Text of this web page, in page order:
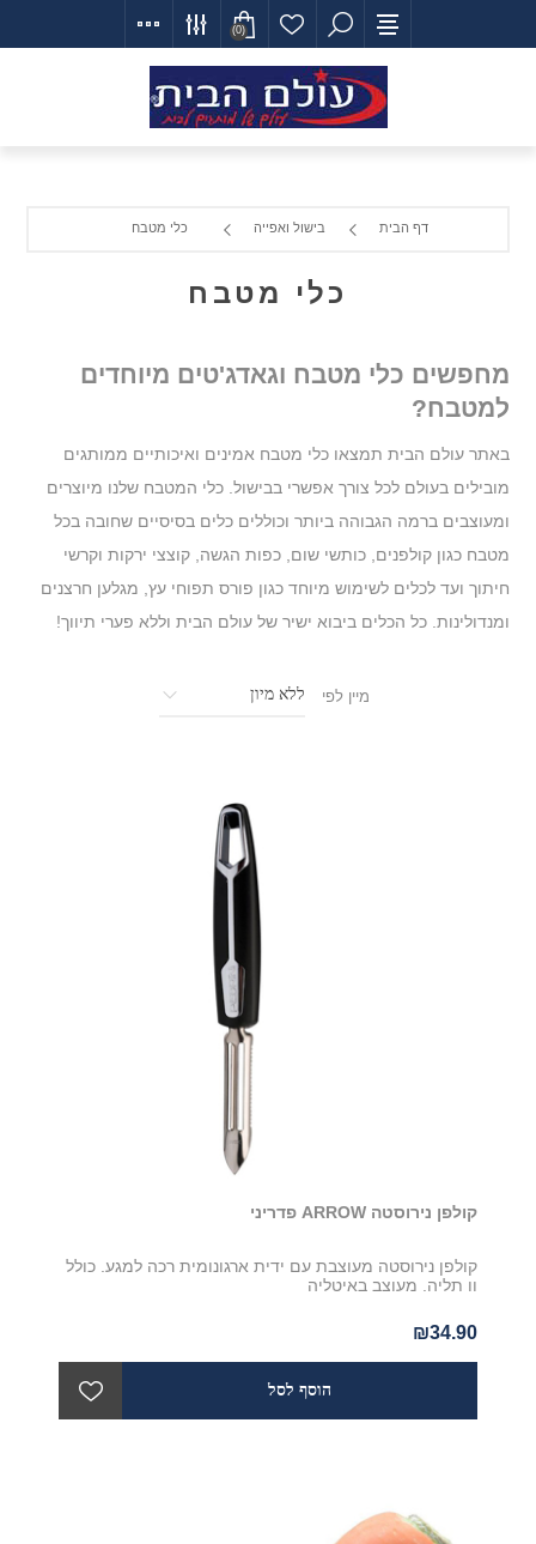
(0)
דף הבית בישול ואפייה כלי מטבח
כלי מטבח
מחפשים כלי מטבח וגאדג'טים מיוחדים
למטבח?
באתר עולם הבית תמצאו כלי מטבח אמינים ואיכותיים ממותגים
מובילים בעולם לכל צורך אפשרי בבישול. כלי המטבח שלנו מיוצרים
ומעוצבים ברמה הגבוהה ביותר וכוללים כלים בסיסיים שחובה בכל
מטבח כגון קולפנים, כותשי שום, כפות הגשה, קוצצי ירקות וקרשי
חיתוך ועד לכלים לשימוש מיוחד כגון פורס תפוחי עץ, מגלען חרצנים
ומנדולינות. כל הכלים ביבוא ישיר של עולם הבית וללא פערי תיווך!
מיין לפי
קולפן נירוסטה ARROW פדריני
קולפן נירוסטה מעוצבת עם ידית ארגונומית רכה למגע. כולל
וו תליה. מעוצב באיטליה
₪34.90